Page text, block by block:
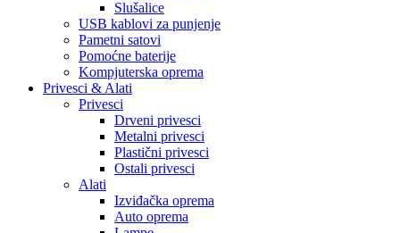
Slušalice
USB kablovi za punjenje
Pametni satovi
Pomoćne baterije
Kompjuterska oprema
Privesci & Alati
Privesci
Drveni privesci
Metalni privesci
Plastični privesci
Ostali privesci
Alati
Izviđačka oprema
Auto oprema